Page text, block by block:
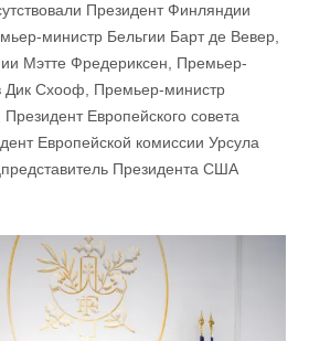
Президент Финляндии
министр Бельгии Барт де Вевер,
Мэтте Фредериксен, Премьер-
Дик Схооф, Премьер-министр
Европейского совета
Европейской комиссии Урсула
Президента США